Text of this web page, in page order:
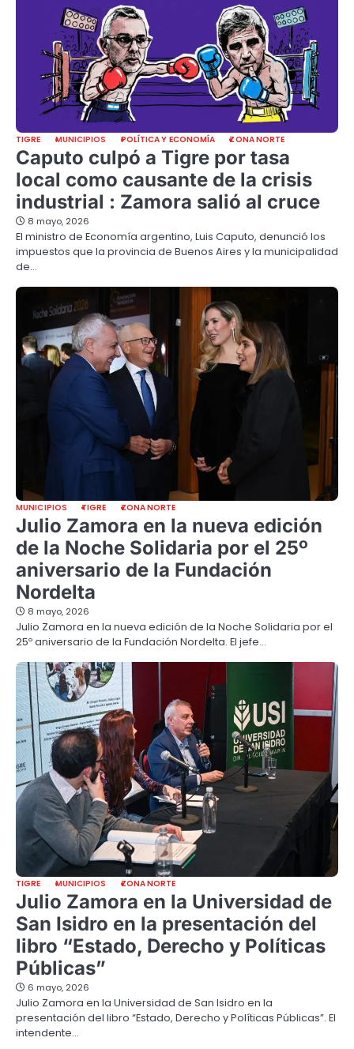
TIGRE MUNICIPIOS POLÍTICA Y ECONOMÍA ZONA NORTE
Caputo culpó a Tigre por tasa
local como causante de la crisis
industrial : Zamora salió al cruce
8 mayo, 2026
El ministro de Economía argentino, Luis Caputo, denunció los
impuestos que la provincia de Buenos Aires y la municipalidad
de…
MUNICIPIOS TIGRE ZONA NORTE
Julio Zamora en la nueva edición
de la Noche Solidaria por el 25º
aniversario de la Fundación
Nordelta
8 mayo, 2026
Julio Zamora en la nueva edición de la Noche Solidaria por el
25º aniversario de la Fundación Nordelta. El jefe…
TIGRE MUNICIPIOS ZONA NORTE
Julio Zamora en la Universidad de
San Isidro en la presentación del
libro “Estado, Derecho y Políticas
Públicas”
6 mayo, 2026
Julio Zamora en la Universidad de San Isidro en la
presentación del libro “Estado, Derecho y Políticas Públicas”. El
intendente…